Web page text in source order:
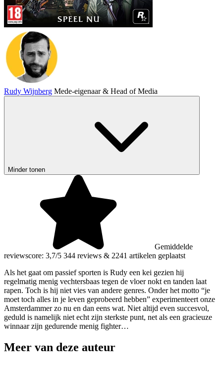
Rudy Wijnberg Mede-eigenaar & Head of Media
Minder tonen
Gemiddelde
reviewscore: 3,7/5 344 reviews & 2241 artikelen geplaatst
Als het gaat om passief sporten is Rudy een kei gezien hij
regelmatig menig vechtersbaas tegen de vloer nokt en tanden laat
rapen. Toch is hij niet vies van andere genres. Onder het motto “je
moet toch alles in je leven geprobeerd hebben” experimenteert onze
Amsterdammer zo nu en dan eens wat. Niet altijd even succesvol,
geduld is namelijk niet echt zijn sterkste punt, net als een gracieuze
winnaar zijn gedurende menig fighter…
Meer van deze auteur